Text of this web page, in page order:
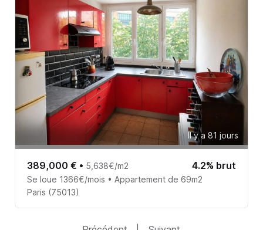
Il y a 81 jours
389,000 € • 5,638€/m2 4.2% brut
Se loue 1366€/mois • Appartement de 69m2
Paris (75013)